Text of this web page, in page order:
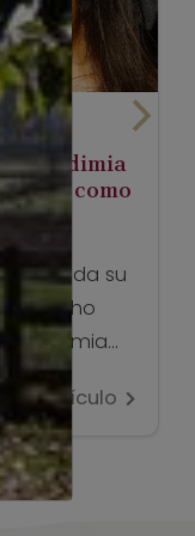
Vendimia
como
consolida su
las ocho
Vendimia
su versión
La
y a
Ver artículo